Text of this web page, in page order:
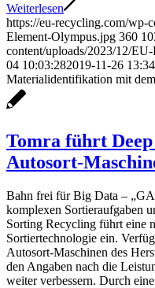
Weiterlesen
https://eu-recycling.com/wp-
Element-Olympus.jpg 360
content/uploads/2023/12/
04 10:03:282019-11-26
Materialidentifikation mit
Tomra führt
Autosort-
Bahn frei für Big Data –
komplexen Sortieraufgaben
Sorting Recycling führt eine
Sortiertechnologie ein.
Autosort-Maschinen des
den Angaben nach die
weiter verbessern. Durch